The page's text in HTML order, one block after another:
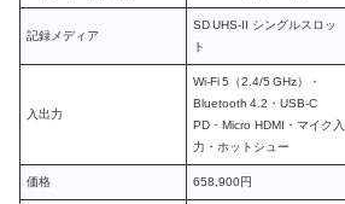
記録メディア
SD UHS‑II シングルスロッ
ト
入出力
Wi‑Fi 5（2.4/5 GHz）・
Bluetooth 4.2・USB‑C
PD・Micro HDMI・マイク入
力・ホットシュー
価格 658,900円